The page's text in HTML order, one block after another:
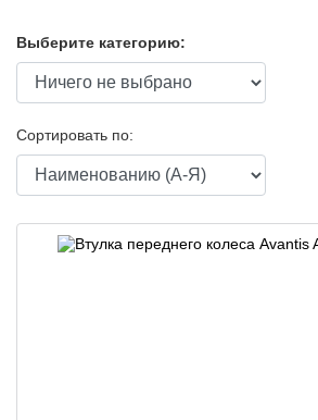
Выберите категорию:
Сортировать по: